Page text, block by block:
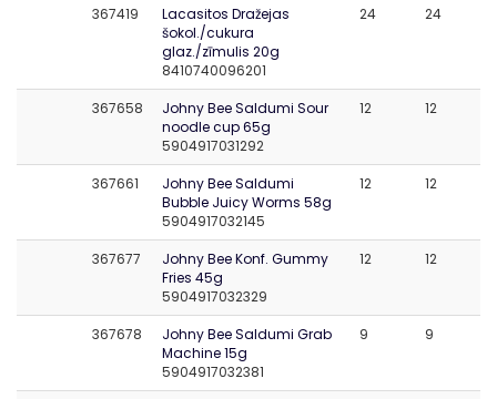
367419
Lacasitos Dražejas
šokol./cukura
glaz./zīmulis 20g
8410740096201
24 24
367658
Johny Bee Saldumi Sour
noodle cup 65g
5904917031292
12 12
367661
Johny Bee Saldumi
Bubble Juicy Worms 58g
5904917032145
12 12
367677
Johny Bee Konf. Gummy
Fries 45g
5904917032329
12 12
367678
Johny Bee Saldumi Grab
Machine 15g
5904917032381
9 9